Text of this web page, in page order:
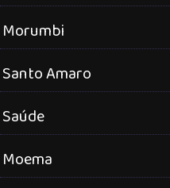
Morumbi
Santo Amaro
Saúde
Moema